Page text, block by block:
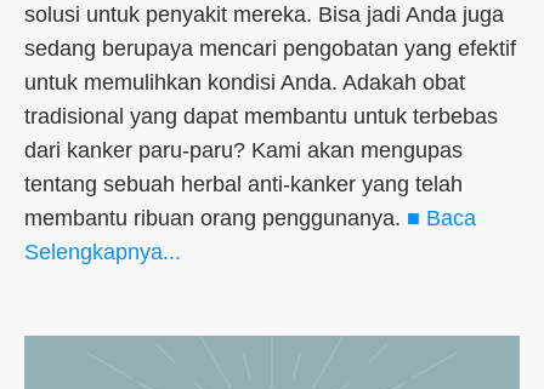
solusi untuk penyakit mereka. Bisa jadi Anda juga
sedang berupaya mencari pengobatan yang efektif
untuk memulihkan kondisi Anda. Adakah obat
tradisional yang dapat membantu untuk terbebas
dari kanker paru-paru? Kami akan mengupas
tentang sebuah herbal anti-kanker yang telah
membantu ribuan orang penggunanya. ■ Baca
Selengkapnya...